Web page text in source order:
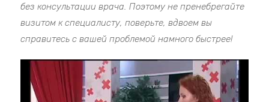
без консультации врача. Поэтому не пренебрегайте
визитом к специалисту, поверьте, вдвоем вы
справитесь с вашей проблемой намного быстрее!